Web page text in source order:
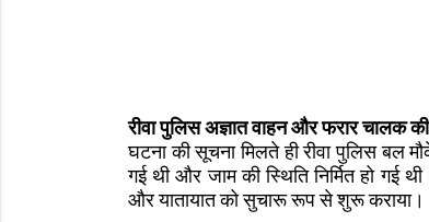
रीवा पुलिस अज्ञात वाहन और फरार चालक
घटना की सूचना मिलते ही रीवा पुलिस बल
गई थी और जाम की स्थिति निर्मित हो गई
और यातायात को सुचारू रूप से शुरू कराया।